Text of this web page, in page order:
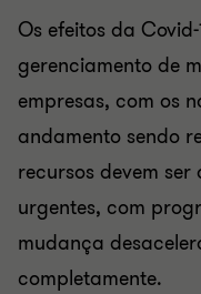
Os efeitos da
gerenciamento de
empresas, com os
andamento sendo
recursos devem
urgentes, com
mudança
completamente.